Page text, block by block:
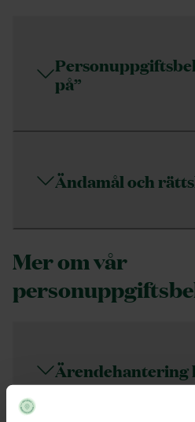
på”
Ändamål och
Mer om vår
Ärendehantering